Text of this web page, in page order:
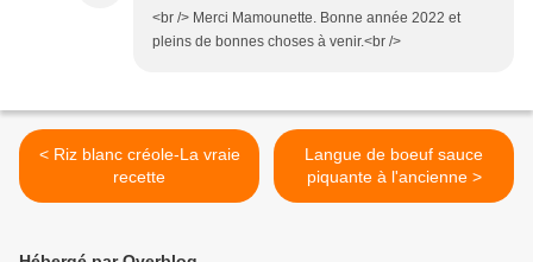
<br /> Merci Mamounette. Bonne année 2022 et
pleins de bonnes choses à venir.<br />
< Riz blanc créole-La vraie
recette
Langue de boeuf sauce
piquante à l'ancienne >